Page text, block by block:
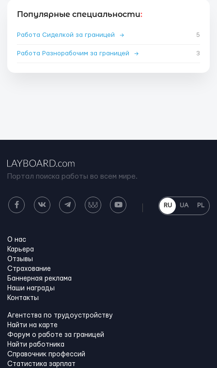
Популярные специальности:
Работа Сиделкой за границей → 5
Работа Разнорабочим за границей → 3
Портал поиска работы во всем мире.
RU UA PL
О нас
Карьера
Отзывы
Страхование
Баннерная реклама
Наши награды
Контакты
Агентства по трудоустройству
Найти на карте
Форум о работе за границей
Найти работника
Справочник профессий
Статистика зарплат